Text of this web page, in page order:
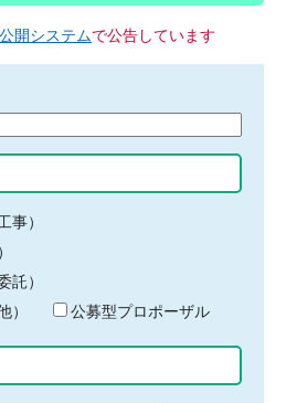
開システムで公告しています
事）
託）
）
公募型プロポーザル